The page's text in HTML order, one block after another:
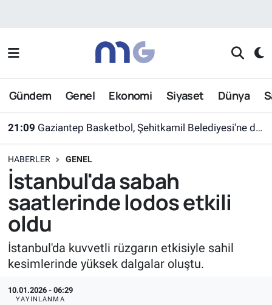
Gündem Genel Ekonomi Siyaset Dünya
21:09 Gaziantep Basketbol, Şehitkamil Belediyesi'ne devredildi
HABERLER GENEL
İstanbul'da sabah
saatlerinde lodos etkili
oldu
İstanbul'da kuvvetli rüzgarın etkisiyle sahil
kesimlerinde yüksek dalgalar oluştu.
10.01.2026 - 06:29
YAYINLANMA
Nöbetçi Eczaneler
Hava Durumu
Süper Lig Puan Durumu ve Fikstür
Tüm Manşetler
Son Dakika Haberleri
Haber Arşivi